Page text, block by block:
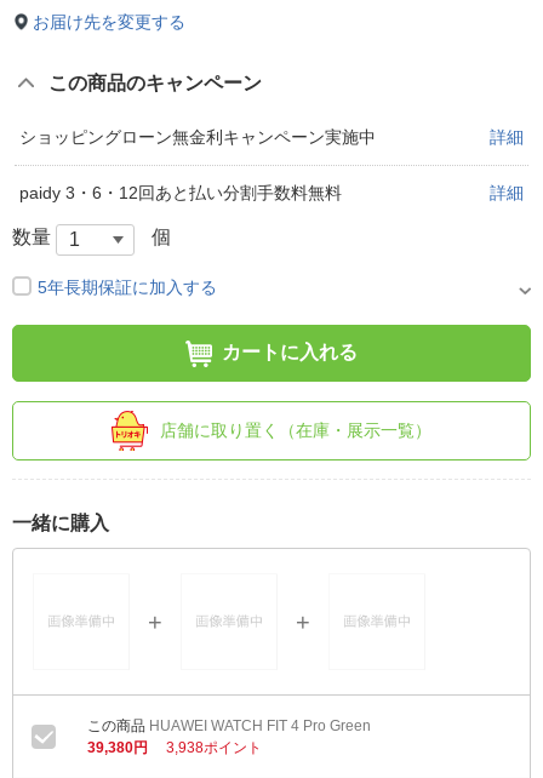
お届け先を変更する
この商品のキャンペーン
ショッピングローン無金利キャンペーン実施中 詳細
paidy 3・6・12回あと払い分割手数料無料 詳細
数量 個
5年長期保証に加入する
カートに入れる
店舗に取り置く（在庫・展示一覧）
一緒に購入
HUAWEI WATCH FIT 4 Pro Green
39,380円
3,938ポイント